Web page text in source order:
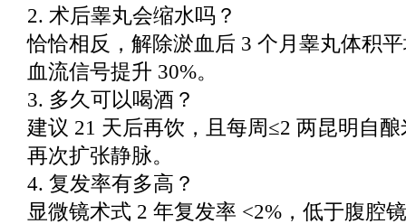
2. 术后睾丸会缩水吗？
恰恰相反，解除淤血后 3 个月睾丸体积
血流信号提升 30%。
3. 多久可以喝酒？
建议 21 天后再饮，且每周≤2 两昆明自
再次扩张静脉。
4. 复发率有多高？
显微镜术式 2 年复发率 <2%，低于腹腔